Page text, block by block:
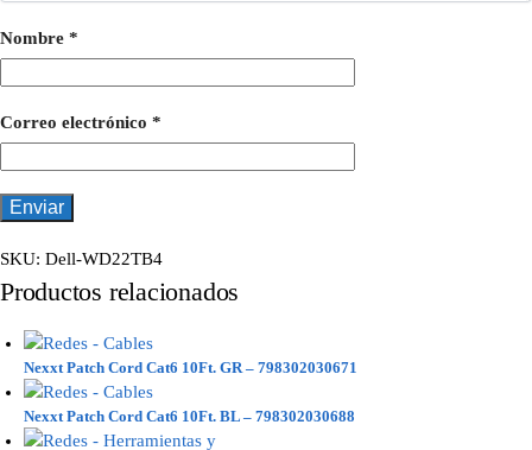
Nombre *
Correo electrónico *
SKU: Dell-WD22TB4
Productos relacionados
Nexxt Patch Cord Cat6 10Ft. GR – 798302030671
Nexxt Patch Cord Cat6 10Ft. BL – 798302030688